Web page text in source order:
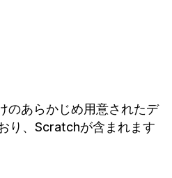
のあらかじめ用意されたデ
り、Scratchが含まれます